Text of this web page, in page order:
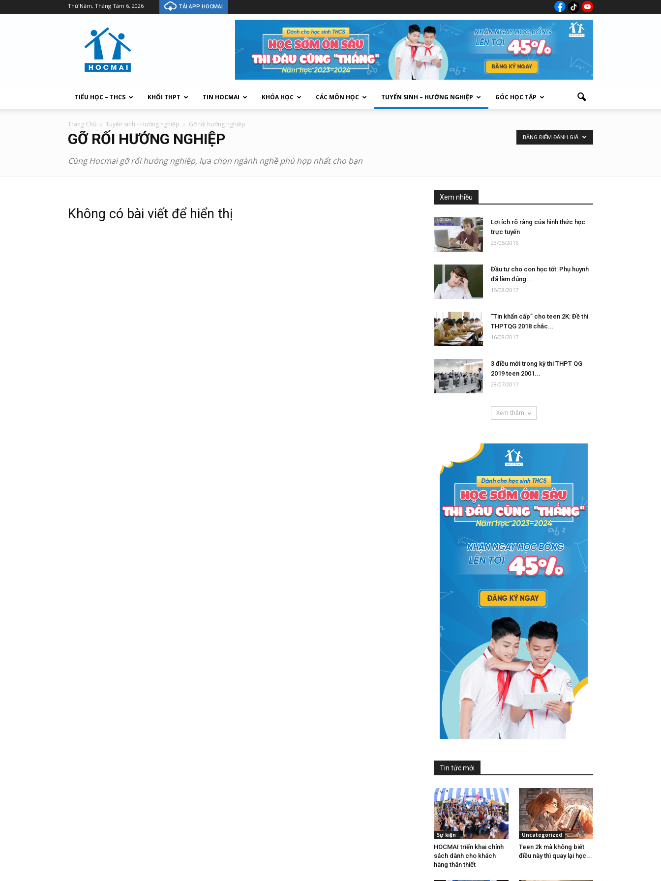
Thứ Năm, Tháng Tám 6, 2026 TẢI APP HOCMAI
TIỂU HỌC – THCS KHỐI THPT TIN HOCMAI KHÓA HỌC CÁC MÔN HỌC TUYỂN SINH – HƯỚNG NGHIỆP GÓC HỌC TẬP
Trang Chủ Tuyển sinh - Hướng nghiệp Gỡ rối hướng nghiệp
GỠ RỐI HƯỚNG NGHIỆP
Cùng Hocmai gỡ rối hướng nghiệp, lựa chọn ngành nghề phù hợp nhất cho bạn
BẰNG ĐIỂM ĐÁNH GIÁ
Không có bài viết để hiển thị
Xem nhiều
Lợi ích rõ ràng của hình thức học
trực tuyến
23/05/2016
Đầu tư cho con học tốt: Phụ huynh
đã làm đúng...
15/08/2017
“Tin khẩn cấp” cho teen 2K: Đề thi
THPTQG 2018 chắc...
16/08/2017
3 điều mới trong kỳ thi THPT QG
2019 teen 2001...
28/07/2017
Xem thêm
Tin tức mới
Sự kiện
HOCMAI triển khai chính
sách dành cho khách
hàng thân thiết
Uncategorized
Teen 2k mà không biết
điều này thì quay lại học...